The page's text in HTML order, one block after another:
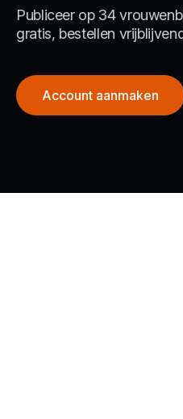
Publiceer op 34
gratis, bestellen
Account aanmaken